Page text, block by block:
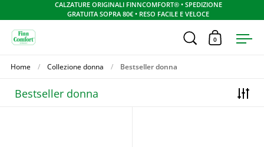
Skip to content
CALZATURE ORIGINALI FINNCOMFORT® • SPEDIZIONE
GRATUITA SOPRA 80€ • RESO FACILE E VELOCE
Apri ricerca
Apri
0
Home / Collezione donna / Bestseller donna
Bestseller donna